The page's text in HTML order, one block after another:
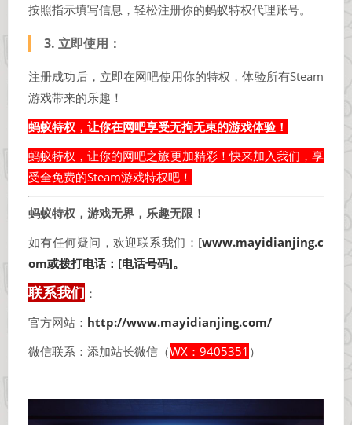
按照指示填写信息，轻松注册你的蚂蚁特权代理账号。
3. 立即使用 ：
注册成功后，立即在网吧使用你的特权，体验所有Steam
游戏带来的乐趣！
蚂蚁特权，让你在网吧享受无拘无束的游戏体验！
蚂蚁特权，让你的网吧之旅更加精彩！快来加入我们，享
受全免费的Steam游戏特权吧！
蚂蚁特权，游戏无界，乐趣无限！
如有任何疑问，欢迎联系我们：[www.mayidianjing.c
om或拨打电话：[电话号码]。
联系我们 ：
官方网站： http://www.mayidianjing.com/
微信联系：添加站长微信（WX：9405351 ）